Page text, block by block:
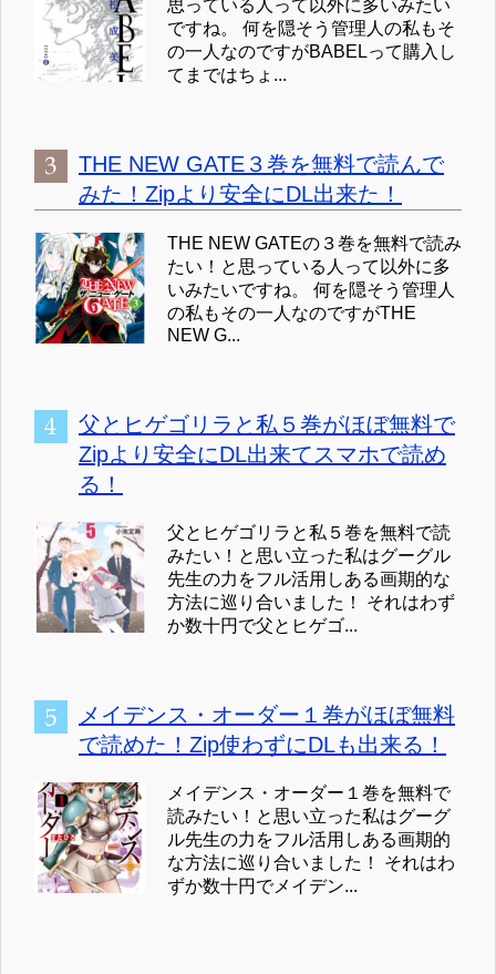
思っている人って以外に多いみたい
ですね。 何を隠そう管理人の私もそ
の一人なのですがBABELって購入し
てまではちょ...
THE NEW GATE３巻を無料で読んで
みた！Zipより安全にDL出来た！
THE NEW GATEの３巻を無料で読み
たい！と思っている人って以外に多
いみたいですね。 何を隠そう管理人
の私もその一人なのですがTHE
NEW G...
父とヒゲゴリラと私５巻がほぼ無料で
Zipより安全にDL出来てスマホで読め
る！
父とヒゲゴリラと私５巻を無料で読
みたい！と思い立った私はグーグル
先生の力をフル活用しある画期的な
方法に巡り合いました！ それはわず
か数十円で父とヒゲゴ...
メイデンス・オーダー１巻がほぼ無料
で読めた！Zip使わずにDLも出来る！
メイデンス・オーダー１巻を無料で
読みたい！と思い立った私はグーグ
ル先生の力をフル活用しある画期的
な方法に巡り合いました！ それはわ
ずか数十円でメイデン...